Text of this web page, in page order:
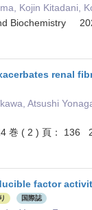
Kojin Kitadani,
Biochemistry
renal
Atsushi
巻 ( 2 ) 頁： 136
factor
国際誌